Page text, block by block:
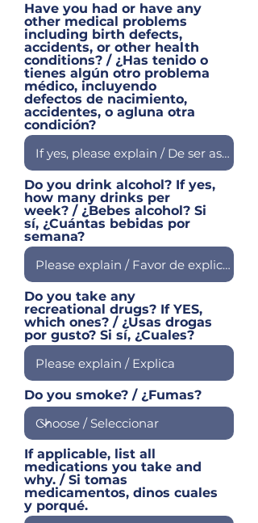
Have you had or have any
other medical problems
including birth defects,
accidents, or other health
conditions? / ¿Has tenido o
tienes algún otro problema
médico, incluyendo
defectos de nacimiento,
accidentes, o agluna otra
condición?
Do you drink alcohol? If yes,
how many drinks per
week? / ¿Bebes alcohol? Si
sí, ¿Cuántas bebidas por
semana?
Do you take any
recreational drugs? If YES,
which ones? / ¿Usas drogas
por gusto? Si sí, ¿Cuales?
Do you smoke? / ¿Fumas?
If applicable, list all
medications you take and
why. / Si tomas
medicamentos, dinos cuales
y porqué.